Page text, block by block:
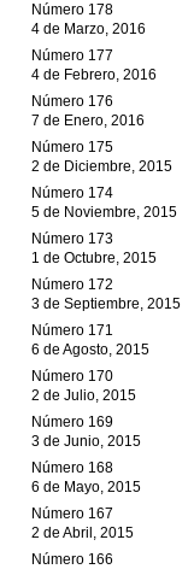
Número 178
4 de Marzo, 2016
Número 177
4 de Febrero, 2016
Número 176
7 de Enero, 2016
Número 175
2 de Diciembre, 2015
Número 174
5 de Noviembre, 2015
Número 173
1 de Octubre, 2015
Número 172
3 de Septiembre, 2015
Número 171
6 de Agosto, 2015
Número 170
2 de Julio, 2015
Número 169
3 de Junio, 2015
Número 168
6 de Mayo, 2015
Número 167
2 de Abril, 2015
Número 166